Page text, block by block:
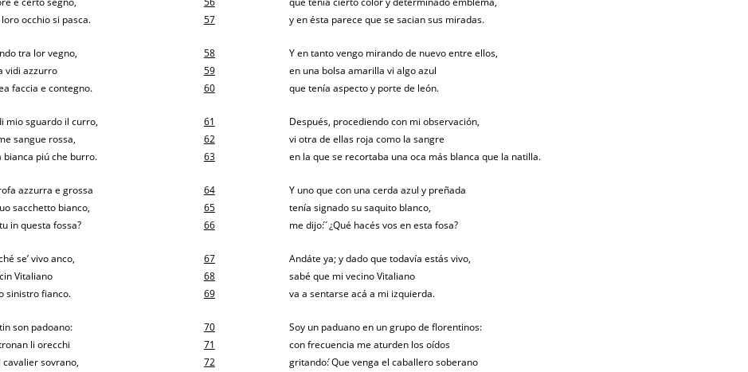
occhio si pasca.
57 y en ésta parece que se sacian sus miradas.
tra lor vegno, 58
Y en tanto vengo mirando de nuevo entre ellos,
vidi azzurro
59
en una bolsa amarilla vi algo azul
faccia e contegno.
60 que tenía aspecto y porte de león.
mio sguardo il curro, 61
Después, procediendo con mi observación,
sangue rossa,
62
vi otra de ellas roja como la sangre
bianca piú che burro.
63 en la que se recortaba una oca más blanca que la natilla.
azzurra e grossa 64
Y uno que con una cerda azul y preñada
sacchetto bianco,
65
tenía signado su saquito blanco,
in questa fossa?
66 me dijo: ́ ́¿Qué hacés vos en esta fosa?
se’ vivo anco, 67
Andáte ya; y dado que todavía estás vivo,
Vitaliano
68
sabé que mi vecino Vitaliano
sinistro fianco.
69 va a sentarse acá a mi izquierda.
son padoano: 70
Soy un paduano en un grupo de florentinos:
li orecchi
71
con frecuencia me aturden los oídos
cavalier sovrano,
72 gritando: ́Que venga el caballero soberano